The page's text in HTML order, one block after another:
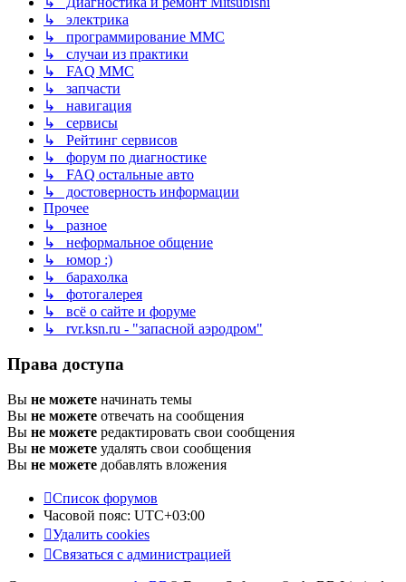
↳ электрика
↳ программирование MMC
↳ случаи из практики
↳ FAQ MMC
↳ запчасти
↳ навигация
↳ сервисы
↳ Рейтинг сервисов
↳ форум по диагностике
↳ FAQ остальные авто
↳ достоверность информации
Прочее
↳ разное
↳ неформальное общение
↳ юмор :)
↳ барахолка
↳ фотогалерея
↳ всё о сайте и форуме
↳ rvr.ksn.ru - "запасной аэродром"
Права доступа
Вы не можете начинать темы
Вы не можете отвечать на сообщения
Вы не можете редактировать свои сообщения
Вы не можете удалять свои сообщения
Вы не можете добавлять вложения
Список форумов
Часовой пояс: UTC+03:00
Удалить cookies
Связаться с администрацией